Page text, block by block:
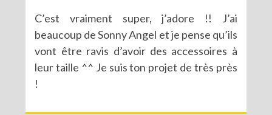
C’est vraiment super, j’adore !! J’ai
beaucoup de Sonny Angel et je pense qu’ils
vont être ravis d’avoir des accessoires à
leur taille ^^ Je suis ton projet de très près
!